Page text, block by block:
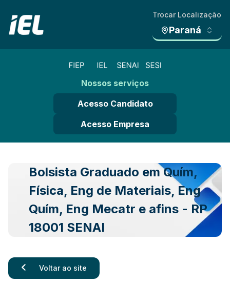
Trocar Localização
Paraná
Nossos serviços
Acesso Candidato
Acesso Empresa
Bolsista Graduado em Quím,
Física, Eng de Materiais, Eng
Quím, Eng Mecatr e afins - RP
18001 SENAI
Voltar ao site